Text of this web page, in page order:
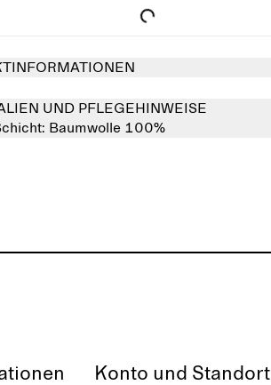
UND PFLEGEHINWEISE
Baumwolle 100%
Konto und Standort